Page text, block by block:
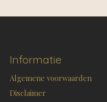
Informatie
Algemene voorwaarden
Disclaimer